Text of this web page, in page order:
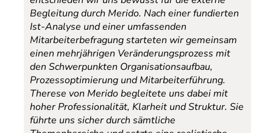
Begleitung durch Merido. Nach einer fundierten
Ist-Analyse und einer umfassenden
Mitarbeiterbefragung starteten wir gemeinsam
einen mehrjährigen Veränderungsprozess mit
den Schwerpunkten Organisationsaufbau,
Prozessoptimierung und Mitarbeiterführung.
Therese von Merido begleitete uns dabei mit
hoher Professionalität, Klarheit und Struktur. Sie
führte uns sicher durch sämtliche